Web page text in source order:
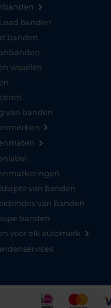
banden
banden
wisselen
van banden
van banden
van banden
banden
voor elk automerk